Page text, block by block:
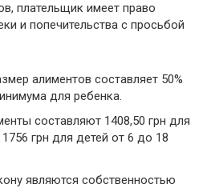
плательщик имеет право
и попечительства с просьбой
алиментов составляет 50%
для ребенка.
составляют 1408,50 грн для
грн для детей от 6 до 18
являются собственностью